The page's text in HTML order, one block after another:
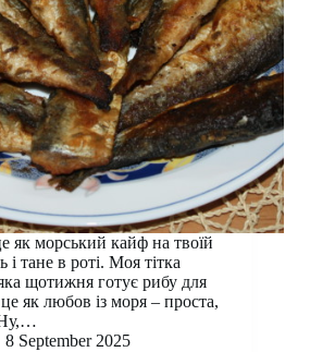
як морський кайф на твоїй
і тане в роті. Моя тітка
щотижня готує рибу для
як любов із моря – проста,
Ну,…
8 September 2025